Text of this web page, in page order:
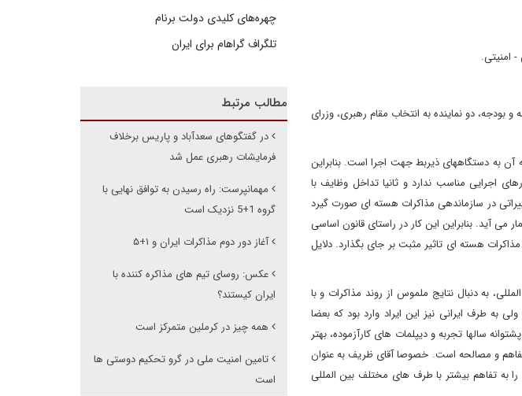
امنیتی.
دو نماینده به انتخاب مقام رهبری، وزرای
و ارائه آن به دستگاههای ذیربط جهت اجرا است. بنابراین
اجرایی مناسب ندارد و ثانیا تداخل وظایف با
در سازماندهی مذاکرات هسته ای صورت گیرد
آید. بنابراین این کار در راستای قانون اساسی
هسته ای تاثیر مثبت بر جای بگذارد. دلایل
به دنبال نتایج ملموس از روند مذاکرات و با
طرف ایرانی نیز این ایراد وارد بود که بعضا
سالها تجربه و دیپلمات های کارآزموده، بهتر
و مصالحه است. خصوصا آقای ظریف به عنوان
تفاهم بیشتر با طرف های مختلف بین المللی
چهره‌های کلیدی دولت برنام
تلگراف گراهام برای ایران
مطالب مرتبط
در گفتگوهای سعدآباد و پاریس برخلاف
فرمایشات رهبری عمل شد
مهمانپرست: راه رسیدن به توافق نهایی با
گروه 1+5 نزدیک است
آغاز دور دوم مذاکرات ایران و ۱+۵
عکس: روسای تیم های مذاکره کننده با
ایران کیستند؟
همه چیز در کرملین متمرکز است
تامین امنیت ملی در گرو تحکیم دوستی ها
است